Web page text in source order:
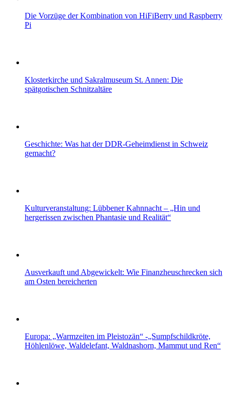
Die Vorzüge der Kombination von HiFiBerry und Raspberry
Pi
Klosterkirche und Sakralmuseum St. Annen: Die
spätgotischen Schnitzaltäre
Geschichte: Was hat der DDR-Geheimdienst in Schweiz
gemacht?
Kulturveranstaltung: Lübbener Kahnnacht – „Hin und
hergerissen zwischen Phantasie und Realität“
Ausverkauft und Abgewickelt: Wie Finanzheuschrecken sich
am Osten bereicherten
Europa: „Warmzeiten im Pleistozän“ -„Sumpfschildkröte,
Höhlenlöwe, Waldelefant, Waldnashorn, Mammut und Ren“